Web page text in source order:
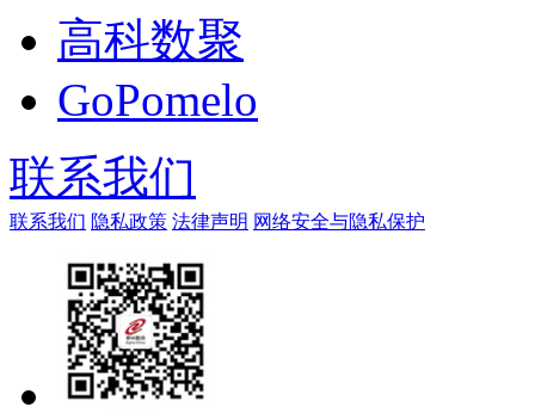
高科数聚
GoPomelo
联系我们
联系我们 隐私政策 法律声明 网络安全与隐私保护